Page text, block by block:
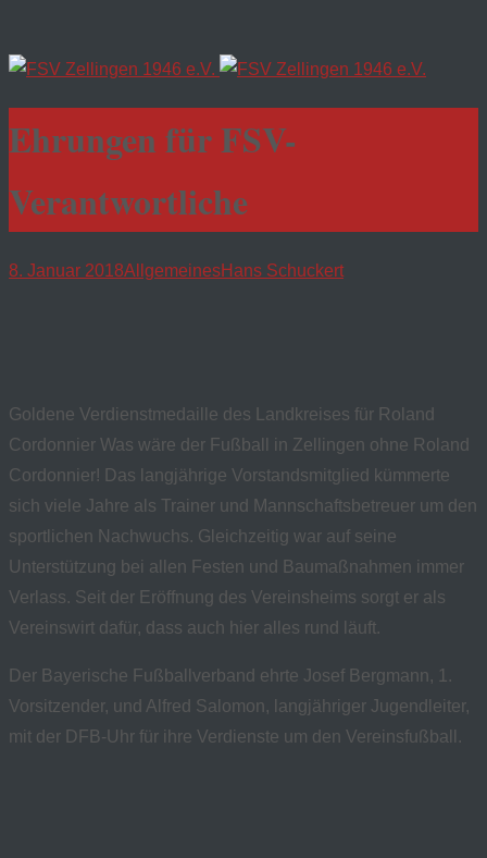
Ehrungen für FSV-
Verantwortliche
8. Januar 2018AllgemeinesHans Schuckert
Goldene Verdienstmedaille des Landkreises für Roland
Cordonnier Was wäre der Fußball in Zellingen ohne Roland
Cordonnier! Das langjährige Vorstandsmitglied kümmerte
sich viele Jahre als Trainer und Mannschaftsbetreuer um den
sportlichen Nachwuchs. Gleichzeitig war auf seine
Unterstützung bei allen Festen und Baumaßnahmen immer
Verlass. Seit der Eröffnung des Vereinsheims sorgt er als
Vereinswirt dafür, dass auch hier alles rund läuft.
Der Bayerische Fußballverband ehrte Josef Bergmann, 1.
Vorsitzender, und Alfred Salomon, langjähriger Jugendleiter,
mit der DFB-Uhr für ihre Verdienste um den Vereinsfußball.